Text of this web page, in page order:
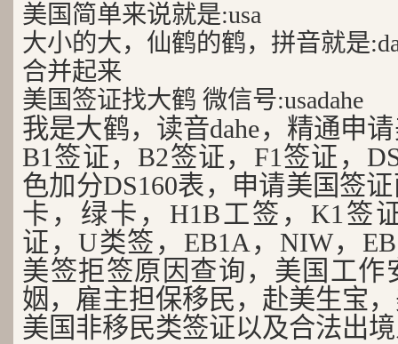
美国简单来说就是:usa
大小的大，仙鹤的鹤，拼音就是
合并起来
美国签证找大鹤 微信号:usadahe
我是大鹤，读音dahe，精通申
B1签证，B2签证，F1签证，
色加分DS160表，申请美国签
卡，绿卡，H1B工签，K1签
证，U类签，EB1A，NIW，
美签拒签原因查询，美国工作
姻，雇主担保移民，赴美生宝
美国非移民类签证以及合法出